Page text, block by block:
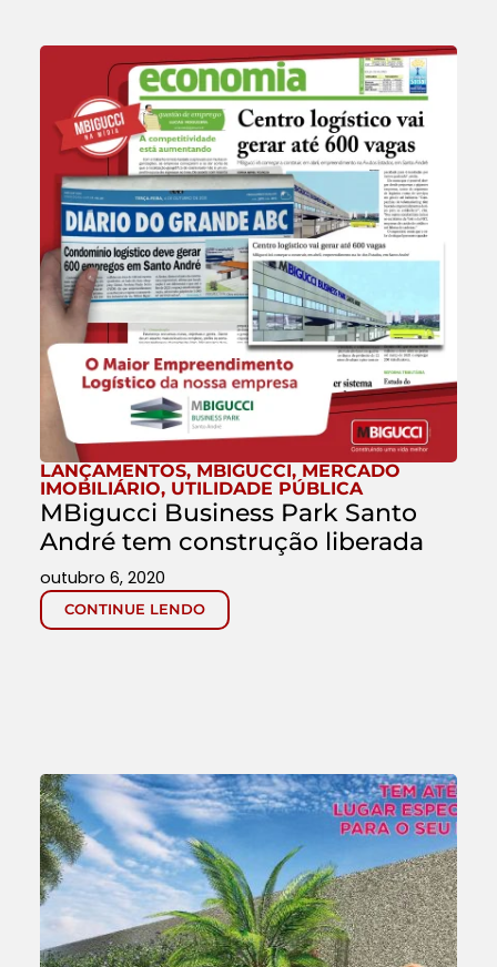
LANÇAMENTOS, MBIGUCCI, MERCADO
IMOBILIÁRIO, UTILIDADE PÚBLICA
MBigucci Business Park Santo
André tem construção liberada
CONTINUE LENDO
outubro 6, 2020